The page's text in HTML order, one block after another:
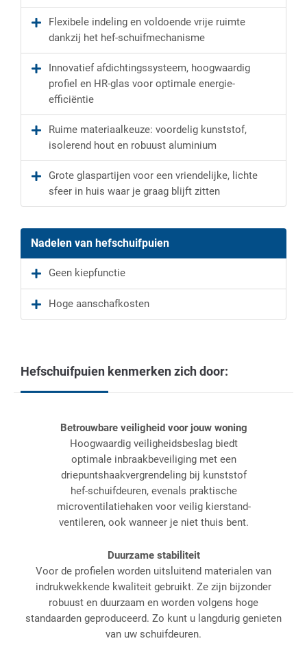
Flexibele indeling en voldoende vrije ruimte
dankzij het hef-schuifmechanisme
Innovatief afdichtingssysteem, hoogwaardig
profiel en HR-glas voor optimale energie-
efficiëntie
Ruime materiaalkeuze: voordelig kunststof,
isolerend hout en robuust aluminium
Grote glaspartijen voor een vriendelijke, lichte
sfeer in huis waar je graag blijft zitten
Nadelen van hefschuifpuien
Geen kiepfunctie
Hoge aanschafkosten
Hefschuifpuien kenmerken zich door:
Betrouwbare veiligheid voor jouw woning
Hoogwaardig veiligheidsbeslag biedt
optimale inbraakbeveiliging met een
driepuntshaakvergrendeling bij kunststof
hef-schuifdeuren, evenals praktische
microventilatiehaken voor veilig kierstand-
ventileren, ook wanneer je niet thuis bent.
Duurzame stabiliteit
Voor de profielen worden uitsluitend materialen van
indrukwekkende kwaliteit gebruikt. Ze zijn bijzonder
robuust en duurzaam en worden volgens hoge
standaarden geproduceerd. Zo kunt u langdurig genieten
van uw schuifdeuren.